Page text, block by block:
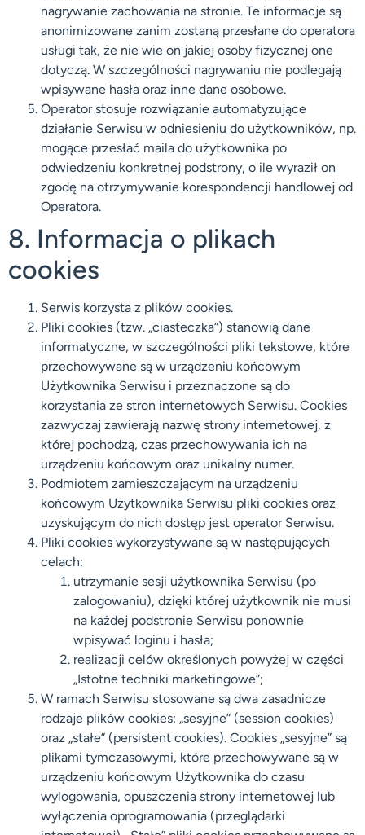
nagrywanie zachowania na stronie. Te informacje są
anonimizowane zanim zostaną przesłane do operatora
usługi tak, że nie wie on jakiej osoby fizycznej one
dotyczą. W szczególności nagrywaniu nie podlegają
wpisywane hasła oraz inne dane osobowe.
Operator stosuje rozwiązanie automatyzujące
działanie Serwisu w odniesieniu do użytkowników, np.
mogące przesłać maila do użytkownika po
odwiedzeniu konkretnej podstrony, o ile wyraził on
zgodę na otrzymywanie korespondencji handlowej od
Operatora.
8. Informacja o plikach
cookies
Serwis korzysta z plików cookies.
Pliki cookies (tzw. „ciasteczka”) stanowią dane
informatyczne, w szczególności pliki tekstowe, które
przechowywane są w urządzeniu końcowym
Użytkownika Serwisu i przeznaczone są do
korzystania ze stron internetowych Serwisu. Cookies
zazwyczaj zawierają nazwę strony internetowej, z
której pochodzą, czas przechowywania ich na
urządzeniu końcowym oraz unikalny numer.
Podmiotem zamieszczającym na urządzeniu
końcowym Użytkownika Serwisu pliki cookies oraz
uzyskującym do nich dostęp jest operator Serwisu.
Pliki cookies wykorzystywane są w następujących
celach:
utrzymanie sesji użytkownika Serwisu (po
zalogowaniu), dzięki której użytkownik nie musi
na każdej podstronie Serwisu ponownie
wpisywać loginu i hasła;
realizacji celów określonych powyżej w części
„Istotne techniki marketingowe”;
W ramach Serwisu stosowane są dwa zasadnicze
rodzaje plików cookies: „sesyjne” (session cookies)
oraz „stałe” (persistent cookies). Cookies „sesyjne” są
plikami tymczasowymi, które przechowywane są w
urządzeniu końcowym Użytkownika do czasu
wylogowania, opuszczenia strony internetowej lub
wyłączenia oprogramowania (przeglądarki